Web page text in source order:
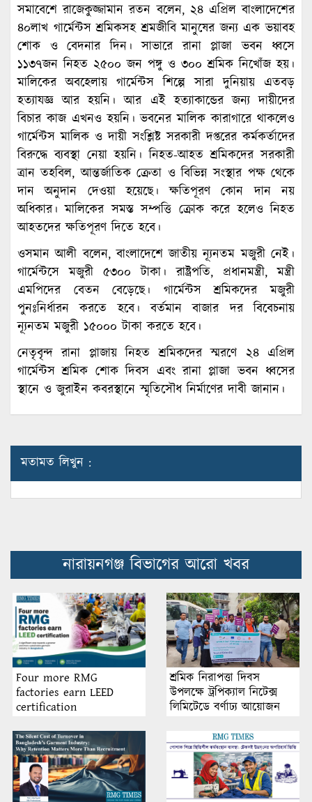
সমাবেশে রাজেকুজ্জামান রতন বলেন, ২৪ এপ্রিল বাংলাদেশের
৪০লাখ গার্মেন্টস শ্রমিকসহ শ্রমজীবি মানুষের জন্য এক ভয়াবহ
শোক ও বেদনার দিন। সাভারে রানা প্লাজা ভবন ধ্বসে
১১৩৭জন নিহত ২৫০০ জন পঙ্গু ও ৩০০ শ্রমিক নিখোঁজ হয়।
মালিকের অবহেলায় গার্মেন্টস শিল্পে সারা দুনিয়ায় এতবড়
হত্যাযজ্ঞ আর হয়নি। আর এই হত্যাকান্ডের জন্য দায়ীদের
বিচার কাজ এখনও হয়নি। ভবনের মালিক কারাগারে থাকলেও
গার্মেন্টস মালিক ও দায়ী সংশ্লিষ্ট সরকারী দপ্তরের কর্মকর্তাদের
বিরুদ্ধে ব্যবস্থা নেয়া হয়নি। নিহত-আহত শ্রমিকদের সরকারী
ত্রান তহবিল, আন্তর্জাতিক ক্রেতা ও বিভিন্ন সংস্থার পক্ষ থেকে
দান অনুদান দেওয়া হয়েছে। ক্ষতিপূরণ কোন দান নয়
অধিকার। মালিকের সমস্ত সম্পত্তি ক্রোক করে হলেও নিহত
আহতদের ক্ষতিপূরণ দিতে হবে।
ওসমান আলী বলেন, বাংলাদেশে জাতীয় ন্যূনতম মজুরী নেই।
গার্মেন্টসে মজুরী ৫৩০০ টাকা। রাষ্ট্রপতি, প্রধানমন্ত্রী, মন্ত্রী
এমপিদের বেতন বেড়েছে। গার্মেন্টস শ্রমিকদের মজুরী
পুনঃনির্ধারন করতে হবে। বর্তমান বাজার দর বিবেচনায়
ন্যূনতম মজুরী ১৫০০০ টাকা করতে হবে।
নেতৃবৃন্দ রানা প্লাজায় নিহত শ্রমিকদের স্মরণে ২৪ এপ্রিল
গার্মেন্টস শ্রমিক শোক দিবস এবং রানা প্লাজা ভবন ধ্বসের
স্থানে ও জুরাইন কবরস্থানে স্মৃতিসৌধ নির্মাণের দাবী জানান।
মতামত লিখুন :
নারায়নগঞ্জ বিভাগের আরো খবর
Four more RMG
factories earn LEED
certification
শ্রমিক নিরাপত্তা দিবস
উপলক্ষে ট্রপিক্যাল নিটেক্স
লিমিটেডে বর্ণাঢ্য আয়োজন